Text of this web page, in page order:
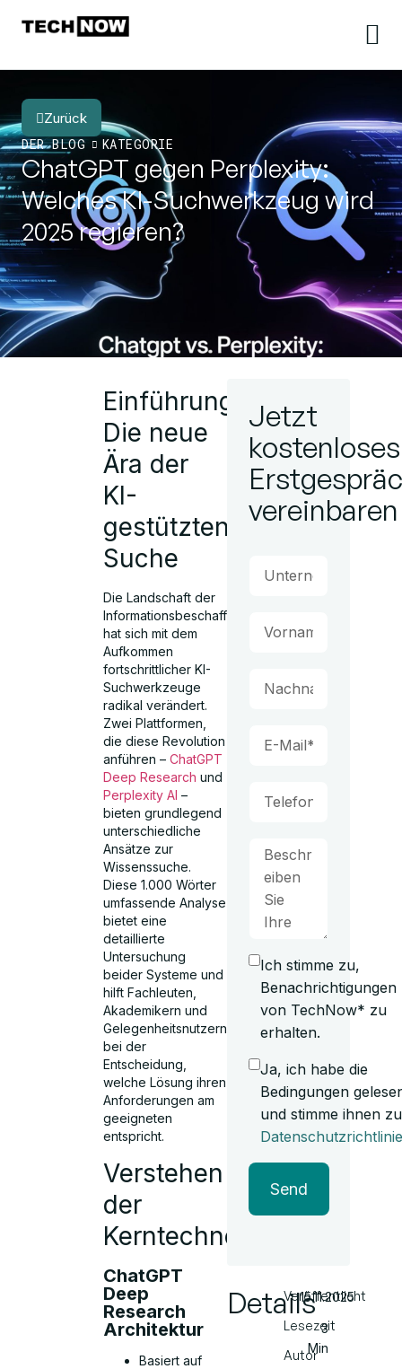
Zurück
DER BLOG
KATEGORIE
ChatGPT gegen Perplexity:
Welches KI-Suchwerkzeug wird
2025 regieren?
Einführung:
Die neue
Ära der
KI-
gestützten
Suche
Die Landschaft der
Informationsbeschaffung
hat sich mit dem
Aufkommen
fortschrittlicher KI-
Suchwerkzeuge
radikal verändert.
Zwei Plattformen,
die diese Revolution
anführen –ChatGPT
Deep Research und
Perplexity AI –
bieten grundlegend
unterschiedliche
Ansätze zur
Wissenssuche.
Diese 1.000 Wörter
umfassende Analyse
bietet eine
detaillierte
Untersuchung
beider Systeme und
hilft Fachleuten,
Akademikern und
Gelegenheitsnutzern
bei der
Entscheidung,
welche Lösung ihren
Anforderungen am
geeigneten
entspricht.
Verstehen
der
Kerntechnologien
ChatGPT
Deep
Research
Architektur
Basiert auf
Jetzt
kostenloses
vereinbaren
Ich stimme zu,
Benachrichtigungen
von TechNow* zu
erhalten.
Ja, ich habe die
Bedingungen
und stimme ihnen
Datenschutzrichtlinie
Send
DetailsVeröffentlicht
Lesezeit
Autor
15.11.2025
3
Min